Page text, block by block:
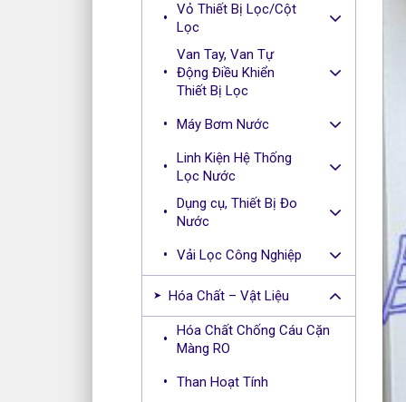
Vỏ Thiết Bị Lọc/Cột
Lọc
Van Tay, Van Tự
Động Điều Khiển
Thiết Bị Lọc
Máy Bơm Nước
Linh Kiện Hệ Thống
Lọc Nước
Dụng cụ, Thiết Bị Đo
Nước
Vải Lọc Công Nghiệp
Hóa Chất – Vật Liệu
Hóa Chất Chống Cáu Cặn
Màng RO
Than Hoạt Tính